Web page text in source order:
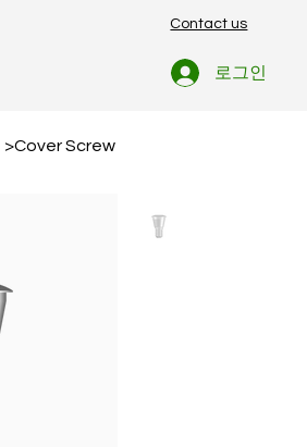
로그인
Contact us
>Cover Screw